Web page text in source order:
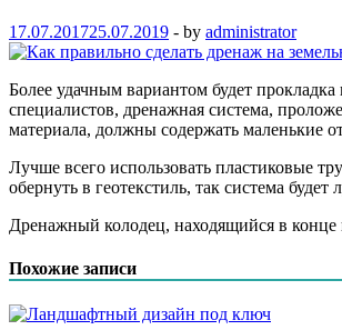
17.07.201725.07.2019 - by administrator
Более удачным вариантом будет
специалистов, дренажная система,
материала, должны содержать маленькие
Лучше всего использовать пластиковые
обернуть в геотекстиль, так система
Дренажный колодец, находящийся в конце
Похожие записи